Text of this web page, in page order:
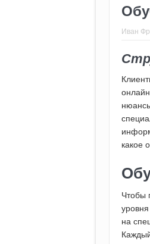
Иван
какое
Чтобы
на